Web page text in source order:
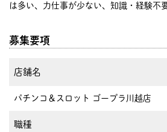
は多い、力仕事が少ない、知識・経験不
募集要項
店舗名
パチンコ＆スロット ゴープラ川越店
職種